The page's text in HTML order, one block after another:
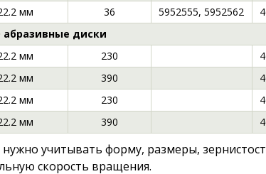
мм 36 5952555, 5952562
абразивные диски
мм 230
мм 390
мм 230
мм 390
учитывать форму, размеры,
скорость вращения.